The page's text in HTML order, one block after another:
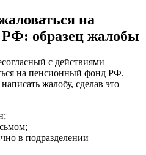
на
образец жалобы
с действиями
на пенсионный фонд РФ.
жалобу, сделав это
в подразделении